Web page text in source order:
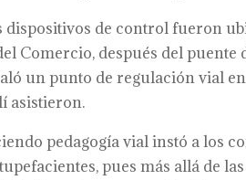
dispositivos de control fueron
Comercio, después del
un punto de regulación vial
asistieron.
pedagogía vial instó a los
pues más allá de